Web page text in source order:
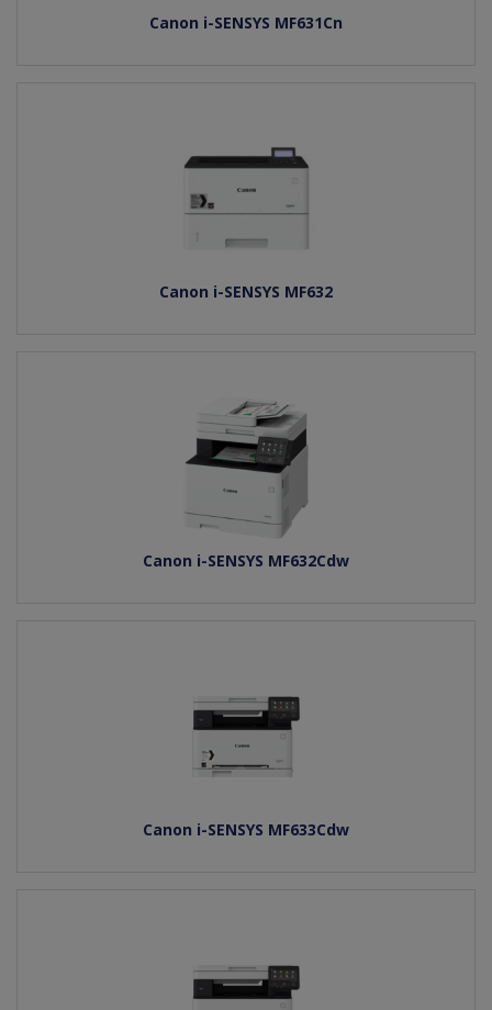
Canon i-SENSYS MF631Cn
Canon i-SENSYS MF632
Canon i-SENSYS MF632Cdw
Canon i-SENSYS MF633Cdw